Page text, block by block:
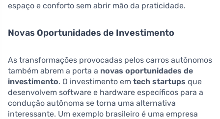
espaço e conforto sem abrir mão da praticidade.
Novas Oportunidades de Investimento
As transformações provocadas pelos carros autônomos
também abrem a porta a novas oportunidades de
investimento. O investimento em tech startups que
desenvolvem software e hardware específicos para a
condução autônoma se torna uma alternativa
interessante. Um exemplo brasileiro é uma empresa